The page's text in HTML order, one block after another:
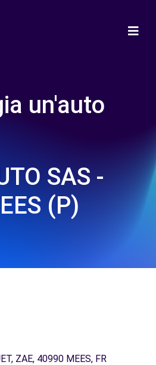
un'auto
SAS -
(P)
ZAE, 40990 MEES, FR